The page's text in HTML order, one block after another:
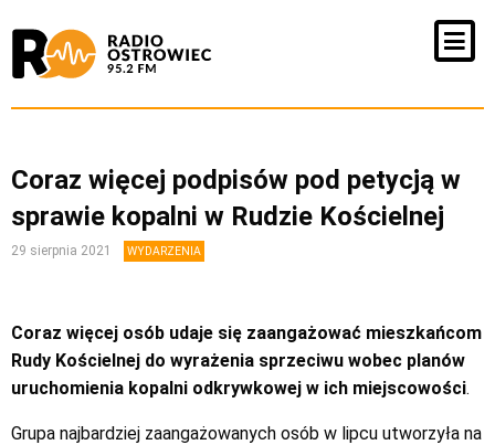
Coraz więcej podpisów pod petycją w
sprawie kopalni w Rudzie Kościelnej
29 sierpnia 2021 WYDARZENIA
Coraz więcej osób udaje się zaangażować mieszkańcom
Rudy Kościelnej do wyrażenia sprzeciwu wobec planów
uruchomienia kopalni odkrywkowej w ich miejscowości.
Grupa najbardziej zaangażowanych osób w lipcu utworzyła na